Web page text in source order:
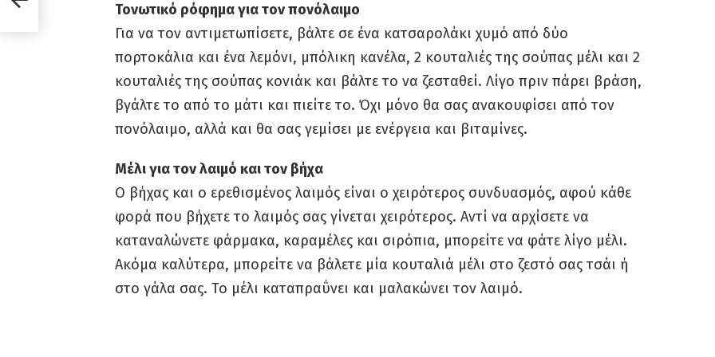
Τονωτικό ρόφημα για τον πονόλαιμο
Για να τον αντιμετωπίσετε, βάλτε σε ένα κατσαρολάκι χυμό από δύο
πορτοκάλια και ένα λεμόνι, μπόλικη κανέλα, 2 κουταλιές της σούπας μέλι και 2
κουταλιές της σούπας κονιάκ και βάλτε το να ζεσταθεί. Λίγο πριν πάρει βράση,
βγάλτε το από το μάτι και πιείτε το. Όχι μόνο θα σας ανακουφίσει από τον
πονόλαιμο, αλλά και θα σας γεμίσει με ενέργεια και βιταμίνες.
Μέλι για τον λαιμό και τον βήχα
Ο βήχας και ο ερεθισμένος λαιμός είναι ο χειρότερος συνδυασμός, αφού κάθε
φορά που βήχετε το λαιμός σας γίνεται χειρότερος. Αντί να αρχίσετε να
καταναλώνετε φάρμακα, καραμέλες και σιρόπια, μπορείτε να φάτε λίγο μέλι.
Ακόμα καλύτερα, μπορείτε να βάλετε μία κουταλιά μέλι στο ζεστό σας τσάι ή
στο γάλα σας. Το μέλι καταπραΰνει και μαλακώνει τον λαιμό.